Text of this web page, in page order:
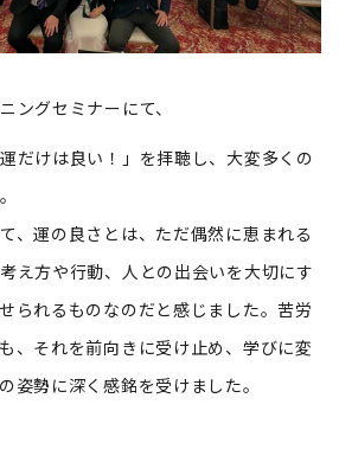
ングセミナーにて、
だけは良い！」を拝聴し、大変多くの
、運の良さとは、ただ偶然に恵まれる
え方や行動、人との出会いを大切にす
られるものなのだと感じました。苦労
、それを前向きに受け止め、学びに変
姿勢に深く感銘を受けました。